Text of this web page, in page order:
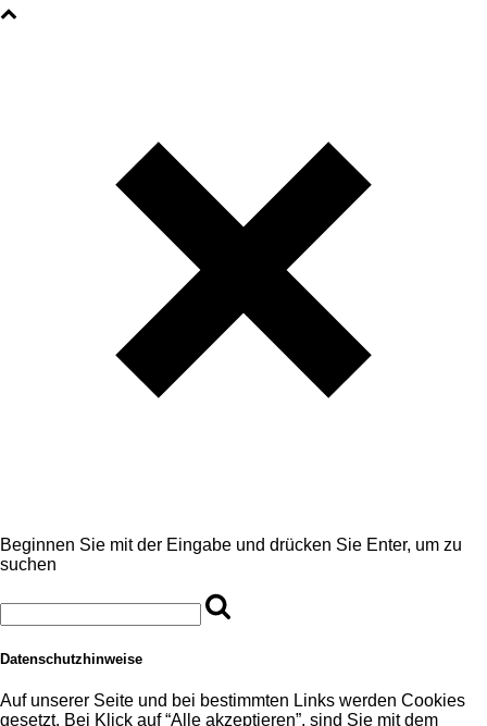
Beginnen Sie mit der Eingabe und drücken Sie Enter, um zu
suchen
Datenschutzhinweise
Auf unserer Seite und bei bestimmten Links werden Cookies
gesetzt. Bei Klick auf “Alle akzeptieren”, sind Sie mit dem